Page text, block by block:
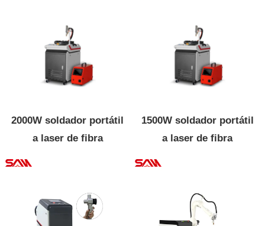
2000W soldador portátil
a laser de fibra
1500W soldador portátil
a laser de fibra